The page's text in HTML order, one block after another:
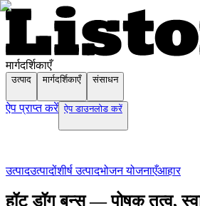
मार्गदर्शिकाएँ
उत्पाद मार्गदर्शिकाएँ संसाधन
ऐप प्राप्त करें ऐप डाउनलोड करें
उत्पादउत्पादोंशीर्ष उत्पादभोजन योजनाएँआहार
हॉट डॉग बन्स — पोषक तत्व,